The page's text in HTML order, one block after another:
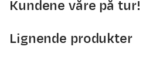
Kundene våre på tur!
Lignende produkter